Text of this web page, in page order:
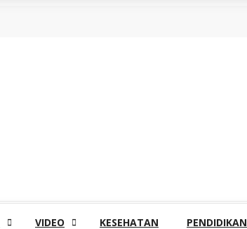
VIDEO KESEHATAN PENDIDIKAN